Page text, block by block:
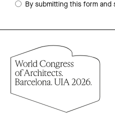
By submitting this form